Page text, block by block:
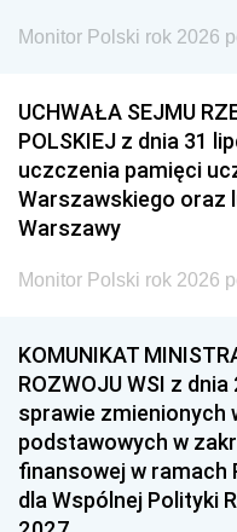
Monitor Polski rok 2026
UCHWAŁA SEJMU
POLSKIEJ z dnia 31
uczczenia pamięci
Warszawskiego oraz
Warszawy
Monitor Polski rok 2026
KOMUNIKAT
ROZWOJU WSI z
sprawie zmienionych
podstawowych w
finansowej w ramach
dla Wspólnej Polityki